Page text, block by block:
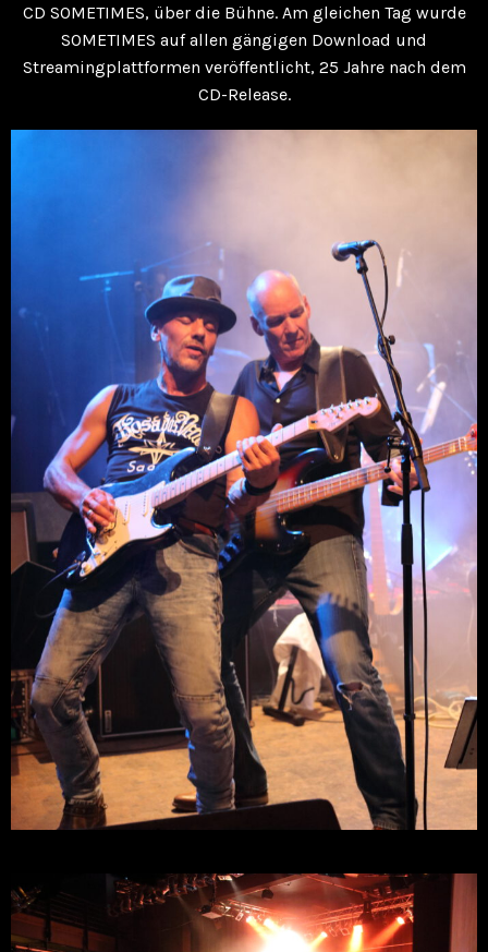
CD SOMETIMES, über die Bühne. Am gleichen Tag wurde
SOMETIMES auf allen gängigen Download und
Streamingplattformen veröffentlicht, 25 Jahre nach dem
CD-Release.